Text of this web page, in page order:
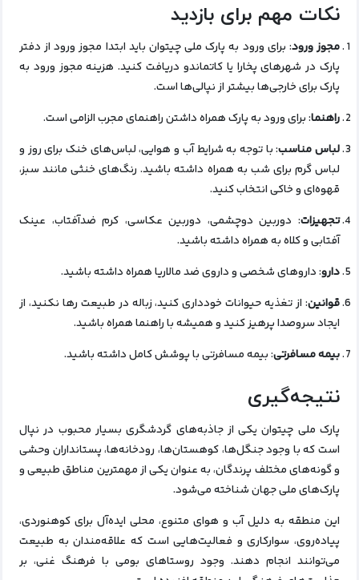
نکات مهم برای بازدید
مجوز ورود: برای ورود به پارک ملی چیتوان باید ابتدا مجوز ورود از دفتر
پارک در شهرهای پخارا یا کاتماندو دریافت کنید. هزینه مجوز ورود به
پارک برای خارجی‌ها بیشتر از نپالی‌ها است.
راهنما: برای ورود به پارک همراه داشتن راهنمای مجرب الزامی است.
لباس مناسب: با توجه به شرایط آب و هوایی، لباس‌های خنک برای روز و
لباس گرم برای شب به همراه داشته باشید. رنگ‌های خنثی مانند سبز،
قهوه‌ای و خاکی انتخاب کنید.
تجهیزات: دوربین دوچشمی، دوربین عکاسی، کرم ضدآفتاب، عینک
آفتابی و کلاه به همراه داشته باشید.
دارو: داروهای شخصی و داروی ضد مالاریا همراه داشته باشید.
قوانین: از تغذیه حیوانات خودداری کنید، زباله در طبیعت رها نکنید، از
ایجاد سروصدا پرهیز کنید و همیشه با راهنما همراه باشید.
بیمه مسافرتی: بیمه مسافرتی با پوشش کامل داشته باشید.
نتیجه‌گیری
پارک ملی چیتوان یکی از جاذبه‌های گردشگری بسیار محبوب در نپال
است که با وجود جنگل‌ها، کوهستان‌ها، رودخانه‌ها، پستانداران وحشی
و گونه‌های مختلف پرندگان، به عنوان یکی از مهمترین مناطق طبیعی و
پارک‌های ملی جهان شناخته می‌شود.
این منطقه به دلیل آب و هوای متنوع، محلی ایده‌آل برای کوهنوردی،
پیاده‌روی، سوارکاری و فعالیت‌هایی است که علاقه‌مندان به طبیعت
می‌توانند انجام دهند. وجود روستاهای بومی با فرهنگ غنی، بر